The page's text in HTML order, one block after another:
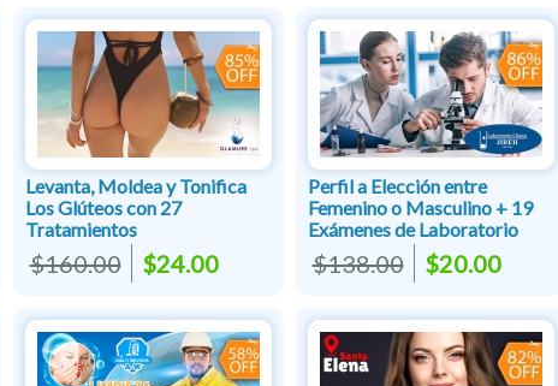
Levanta, Moldea y Tonifica
Los Glúteos con 27
Tratamientos
$160.00 $24.00
Perfil a Elección entre
Femenino o Masculino + 19
Exámenes de Laboratorio
$138.00 $20.00